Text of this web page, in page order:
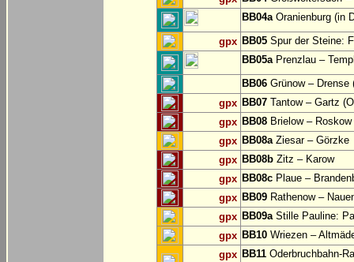
BB04aOranienburg (in
gpx BB05 Spur der Steine:
BB05aPrenzlau –
BB06 Grünow – Drense
gpx BB07 Tantow – Gartz
gpx BB08 Brielow –
gpx BB08aZiesar – Görzke
gpx BB08b Zitz – Karow
gpx BB08c Plaue –
gpx BB09 Rathenow –
gpx BB09aStille Pauline:
gpx BB10 Wriezen –
gpx BB11 Oderbruchbahn-